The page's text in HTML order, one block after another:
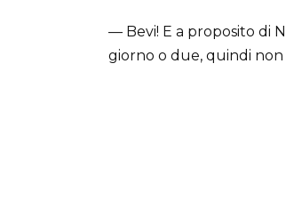
— Bevi! E a proposito di
giorno o due, quindi